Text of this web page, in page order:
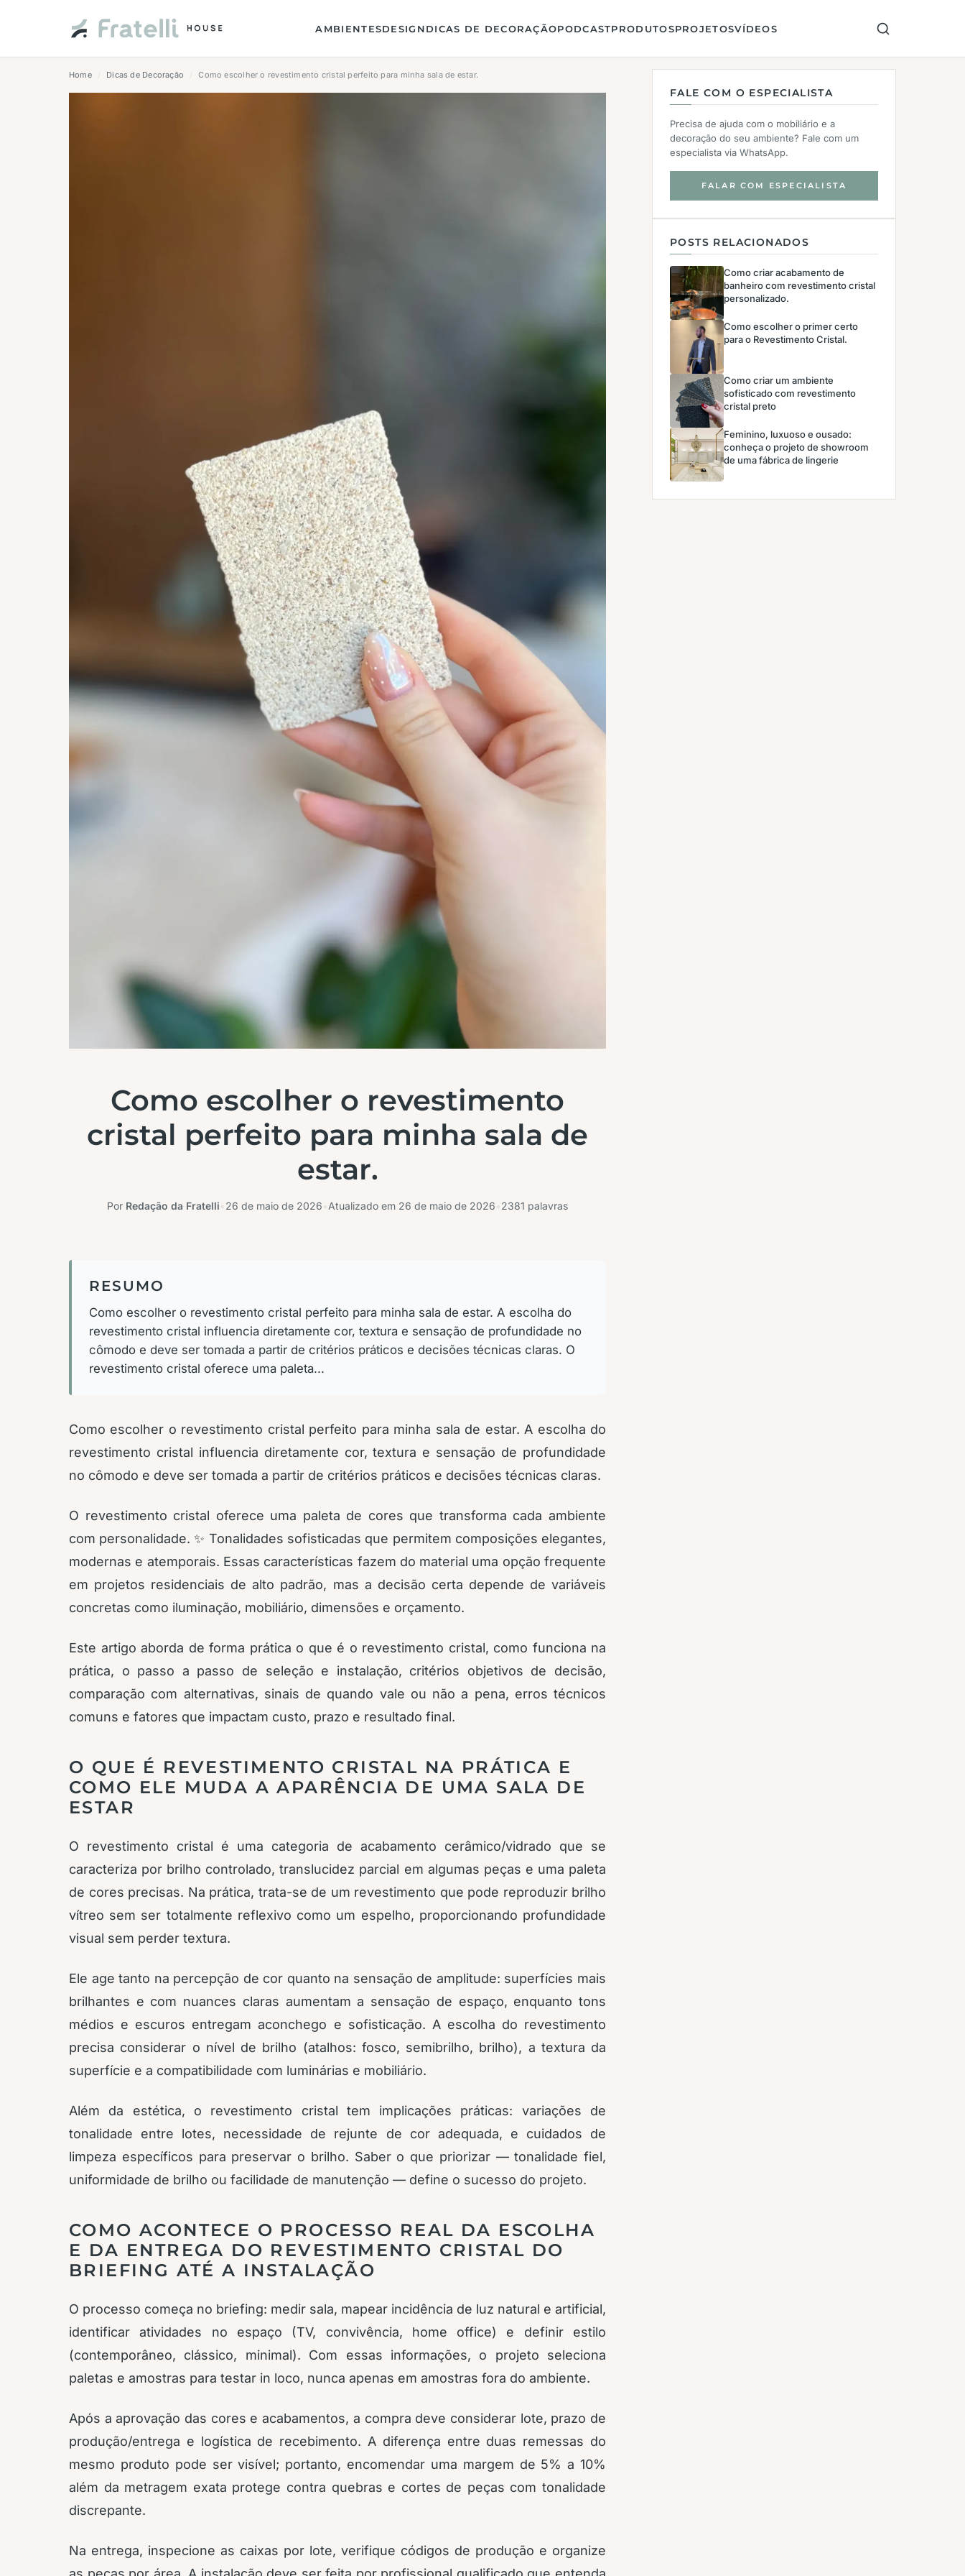
AMBIENTESDESIGNDICAS DE DECORAÇÃOPODCASTPRODUTOSPROJETOSVÍDEOS
Home Dicas de Decoração Como escolher o revestimento cristal perfeito para minha sala de estar.
Como escolher o revestimento
cristal perfeito para minha sala de
estar.
Por Redação da Fratelli 26 de maio de 2026 Atualizado em 26 de maio de 2026 2381 palavras
RESUMO
Como escolher o revestimento cristal perfeito para minha sala de estar. A escolha do
revestimento cristal influencia diretamente cor, textura e sensação de profundidade no
cômodo e deve ser tomada a partir de critérios práticos e decisões técnicas claras. O
revestimento cristal oferece uma paleta...
Como escolher o revestimento cristal perfeito para minha sala de estar. A escolha do
revestimento cristal influencia diretamente cor, textura e sensação de profundidade
no cômodo e deve ser tomada a partir de critérios práticos e decisões técnicas claras.
O revestimento cristal oferece uma paleta de cores que transforma cada ambiente
com personalidade. ✨ Tonalidades sofisticadas que permitem composições elegantes,
modernas e atemporais. Essas características fazem do material uma opção frequente
em projetos residenciais de alto padrão, mas a decisão certa depende de variáveis
concretas como iluminação, mobiliário, dimensões e orçamento.
Este artigo aborda de forma prática o que é o revestimento cristal, como funciona na
prática, o passo a passo de seleção e instalação, critérios objetivos de decisão,
comparação com alternativas, sinais de quando vale ou não a pena, erros técnicos
comuns e fatores que impactam custo, prazo e resultado final.
O QUE É REVESTIMENTO CRISTAL NA PRÁTICA E
COMO ELE MUDA A APARÊNCIA DE UMA SALA DE
ESTAR
O revestimento cristal é uma categoria de acabamento cerâmico/vidrado que se
caracteriza por brilho controlado, translucidez parcial em algumas peças e uma paleta
de cores precisas. Na prática, trata-se de um revestimento que pode reproduzir brilho
vítreo sem ser totalmente reflexivo como um espelho, proporcionando profundidade
visual sem perder textura.
Ele age tanto na percepção de cor quanto na sensação de amplitude: superfícies mais
brilhantes e com nuances claras aumentam a sensação de espaço, enquanto tons
médios e escuros entregam aconchego e sofisticação. A escolha do revestimento
precisa considerar o nível de brilho (atalhos: fosco, semibrilho, brilho), a textura da
superfície e a compatibilidade com luminárias e mobiliário.
Além da estética, o revestimento cristal tem implicações práticas: variações de
tonalidade entre lotes, necessidade de rejunte de cor adequada, e cuidados de
limpeza específicos para preservar o brilho. Saber o que priorizar — tonalidade fiel,
uniformidade de brilho ou facilidade de manutenção — define o sucesso do projeto.
COMO ACONTECE O PROCESSO REAL DA ESCOLHA
E DA ENTREGA DO REVESTIMENTO CRISTAL DO
BRIEFING ATÉ A INSTALAÇÃO
O processo começa no briefing: medir sala, mapear incidência de luz natural e artificial,
identificar atividades no espaço (TV, convivência, home office) e definir estilo
(contemporâneo, clássico, minimal). Com essas informações, o projeto seleciona
paletas e amostras para testar in loco, nunca apenas em amostras fora do ambiente.
Após a aprovação das cores e acabamentos, a compra deve considerar lote, prazo de
produção/entrega e logística de recebimento. A diferença entre duas remessas do
mesmo produto pode ser visível; portanto, encomendar uma margem de 5% a 10%
além da metragem exata protege contra quebras e cortes de peças com tonalidade
discrepante.
Na entrega, inspecione as caixas por lote, verifique códigos de produção e organize
FALE COM O ESPECIALISTA
Precisa de ajuda com o mobiliário e a
decoração do seu ambiente? Fale com um
especialista via WhatsApp.
FALAR COM ESPECIALISTA
POSTS RELACIONADOS
Como criar acabamento de
banheiro com revestimento cristal
personalizado.
Como escolher o primer certo
para o Revestimento Cristal.
Como criar um ambiente
sofisticado com revestimento
cristal preto
Feminino, luxuoso e ousado:
conheça o projeto de showroom
de uma fábrica de lingerie